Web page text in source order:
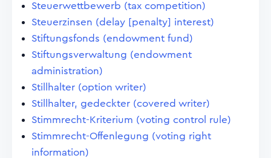
Steuerwettbewerb (tax competition)
Steuerzinsen (delay [penalty] interest)
Stiftungsfonds (endowment fund)
Stiftungsverwaltung (endowment
administration)
Stillhalter (option writer)
Stillhalter, gedeckter (covered writer)
Stimmrecht-Kriterium (voting control rule)
Stimmrecht-Offenlegung (voting right
information)